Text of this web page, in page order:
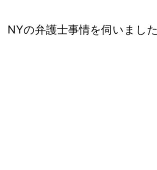
NYの弁護士事情を伺いました